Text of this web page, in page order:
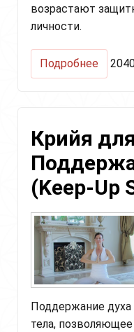
возрастают
личности.
Подробнее
Усиление
Aura)Крийя для
(Keep-Up
Поддержание
тела,